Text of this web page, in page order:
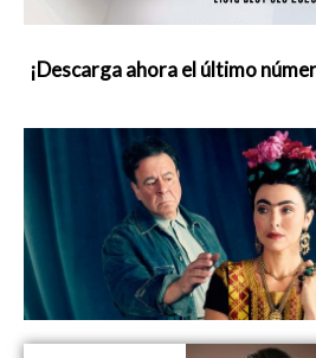
¡Descarga ahora el último